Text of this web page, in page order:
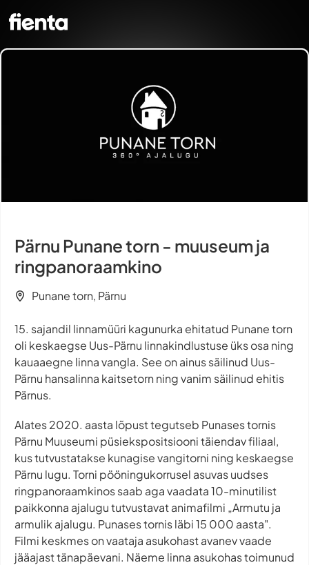
Pärnu Punane torn - muuseum ja
ringpanoraamkino
Punane torn, Pärnu
15. sajandil linnamüüri kagunurka ehitatud Punane torn
oli keskaegse Uus-Pärnu linnakindlustuse üks osa ning
kauaaegne linna vangla. See on ainus säilinud Uus-
Pärnu hansalinna kaitsetorn ning vanim säilinud ehitis
Pärnus.
Alates 2020. aasta lõpust tegutseb Punases tornis
Pärnu Muuseumi püsiekspositsiooni täiendav filiaal,
kus tutvustatakse kunagise vangitorni ning keskaegse
Pärnu lugu. Torni pööningukorrusel asuvas uudses
ringpanoraamkinos saab aga vaadata 10-minutilist
paikkonna ajalugu tutvustavat animafilmi „Armutu ja
armulik ajalugu. Punases tornis läbi 15 000 aasta".
Filmi keskmes on vaataja asukohast avanev vaade
jääajast tänapäevani. Näeme linna asukohas toimunud